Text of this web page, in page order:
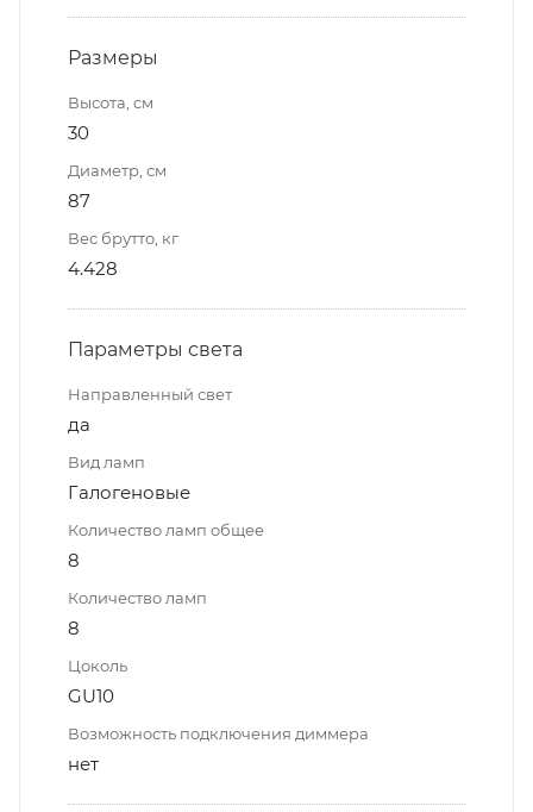
Размеры
Высота, см
30
Диаметр, см
87
Вес брутто, кг
4.428
Параметры света
Направленный свет
да
Вид ламп
Галогеновые
Количество ламп общее
8
Количество ламп
8
Цоколь
GU10
Возможность подключения диммера
нет